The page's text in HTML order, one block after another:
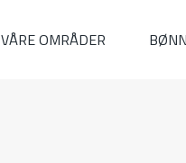
VÅRE OMRÅDER BØNN